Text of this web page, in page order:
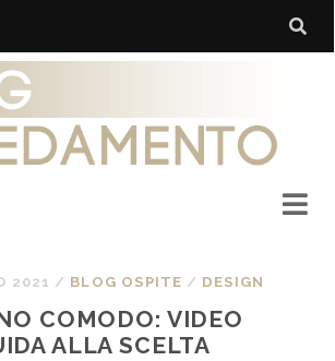
2021 / BLOG OSPITE / DESIGN
COMODO: VIDEO
ALLA SCELTA